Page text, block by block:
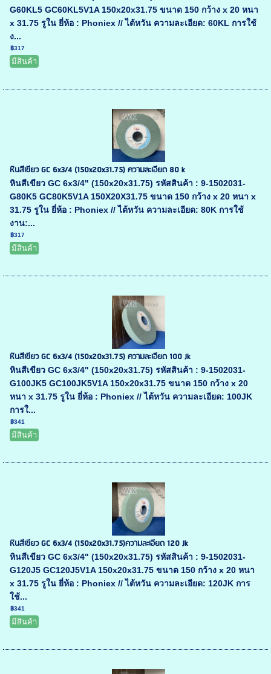
G60KL5 GC60KL5V1A 150x20x31.75 ขนาด 150 กว้าง x 20 หนา
x 31.75 รูใน ยี่ห้อ : Phoniex // ไต้หวัน ความละเอียด: 60KL การใช้
ง...
฿317
มีสินค้า
หินสีเขียว GC 6x3/4 (150x20x31.75) ความละเอียด 80 k
หินสีเขียว GC 6x3/4" (150x20x31.75) รหัสสินค้า : 9-1502031-
G80K5 GC80K5V1A 150X20X31.75 ขนาด 150 กว้าง x 20 หนา x
31.75 รูใน ยี่ห้อ : Phoniex // ไต้หวัน ความละเอียด: 80K การใช้
งาน:...
฿317
มีสินค้า
หินสีเขียว GC 6x3/4 (150x20x31.75) ความละเอียด 100 Jk
หินสีเขียว GC 6x3/4" (150x20x31.75) รหัสสินค้า : 9-1502031-
G100JK5 GC100JK5V1A 150x20x31.75 ขนาด 150 กว้าง x 20
หนา x 31.75 รูใน ยี่ห้อ : Phoniex // ไต้หวัน ความละเอียด: 100JK
การใ...
฿341
มีสินค้า
หินสีเขียว GC 6x3/4 (150x20x31.75)ความละเอียด 120 Jk
หินสีเขียว GC 6x3/4" (150x20x31.75) รหัสสินค้า : 9-1502031-
G120J5 GC120J5V1A 150x20x31.75 ขนาด 150 กว้าง x 20 หนา
x 31.75 รูใน ยี่ห้อ : Phoniex // ไต้หวัน ความละเอียด: 120JK การ
ใช้...
฿341
มีสินค้า